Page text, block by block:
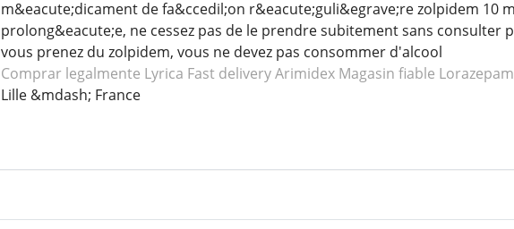
m&eacute;dicament de fa&ccedil;on r&eacute;guli&egrave;re zolpidem 10
prolong&eacute;e, ne cessez pas de le prendre subitement sans consulter
vous prenez du zolpidem, vous ne devez pas consommer d'alcool
Comprar legalmente Lyrica Fast delivery Arimidex Magasin fiable Lorazepam
Lille &mdash; France